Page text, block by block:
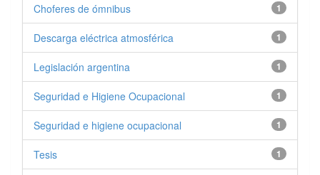
1
Choferes de ómnibus
1
Descarga eléctrica atmosférica
1
Legislación argentina
1
Seguridad e Higiene Ocupacional
1
Seguridad e higiene ocupacional
1
Tesis